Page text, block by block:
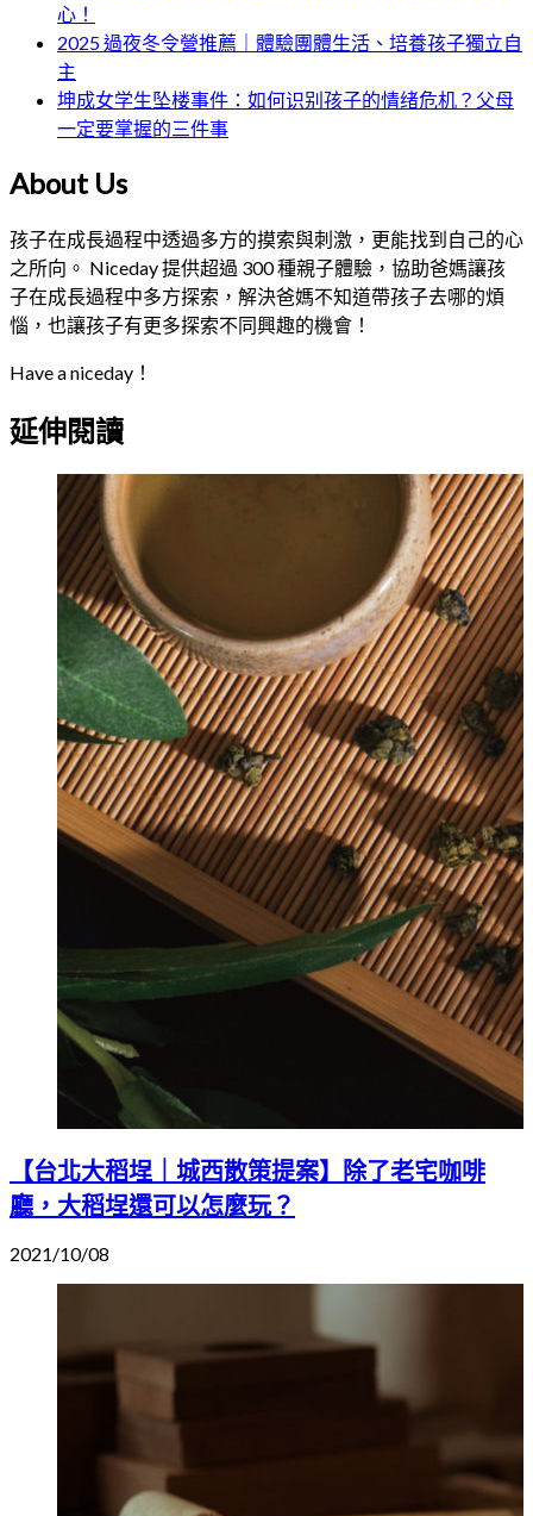
心！
2025 過夜冬令營推薦｜體驗團體生活、培養孩子獨立自
主
坤成女学生坠楼事件：如何识别孩子的情绪危机？父母
一定要掌握的三件事
About Us
孩子在成長過程中透過多方的摸索與刺激，更能找到自己的心
之所向。 Niceday 提供超過 300 種親子體驗，協助爸媽讓孩
子在成長過程中多方探索，解決爸媽不知道帶孩子去哪的煩
惱，也讓孩子有更多探索不同興趣的機會！
Have a niceday！
延伸閱讀
【台北大稻埕｜城西散策提案】除了老宅咖啡
廳，大稻埕還可以怎麼玩？
2021/10/08